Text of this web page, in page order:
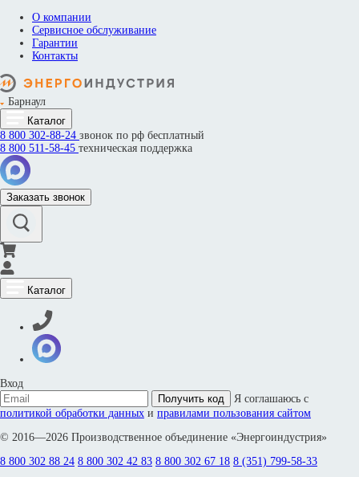
О компании
Сервисное обслуживание
Гарантии
Контакты
Барнаул
Каталог
8 800 302-88-24 звонок по рф бесплатный
8 800 511-58-45 техническая поддержка
Заказать звонок
Каталог
Вход
Получить код
Я соглашаюсь с
политикой обработки данных и правилами пользования сайтом
© 2016—2026 Производственное объединение «Энергоиндустрия»
8 800 302 88 24 8 800 302 42 83 8 800 302 67 18 8 (351) 799-58-33